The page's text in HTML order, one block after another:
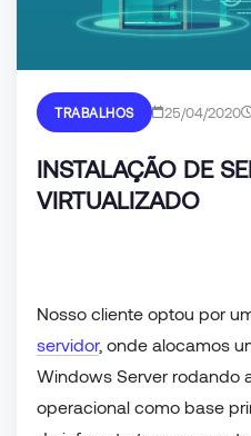
TRABALHOS 25/04/2020
INSTALAÇÃO DE
VIRTUALIZADO
Nosso cliente optou por
servidor, onde alocamos
Windows Server rodando
operacional como base